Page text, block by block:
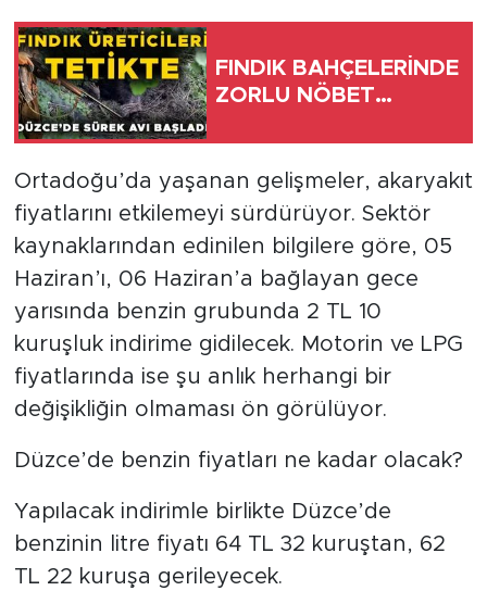
FINDIK BAHÇELERİNDE
ZORLU NÖBET…
Ortadoğu’da yaşanan gelişmeler, akaryakıt
fiyatlarını etkilemeyi sürdürüyor. Sektör
kaynaklarından edinilen bilgilere göre, 05
Haziran’ı, 06 Haziran’a bağlayan gece
yarısında benzin grubunda 2 TL 10
kuruşluk indirime gidilecek. Motorin ve LPG
fiyatlarında ise şu anlık herhangi bir
değişikliğin olmaması ön görülüyor.
Düzce’de benzin fiyatları ne kadar olacak?
Yapılacak indirimle birlikte Düzce’de
benzinin litre fiyatı 64 TL 32 kuruştan, 62
TL 22 kuruşa gerileyecek.